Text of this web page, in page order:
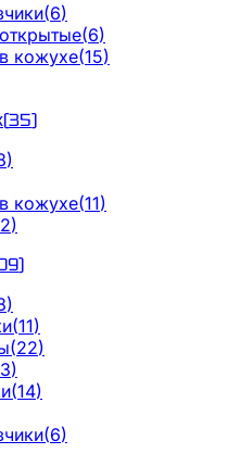
(6)
(6)
кожухе(15)
(35)
)
кожухе(11)
)
)
)
(11)
(22)
3)
(14)
(6)